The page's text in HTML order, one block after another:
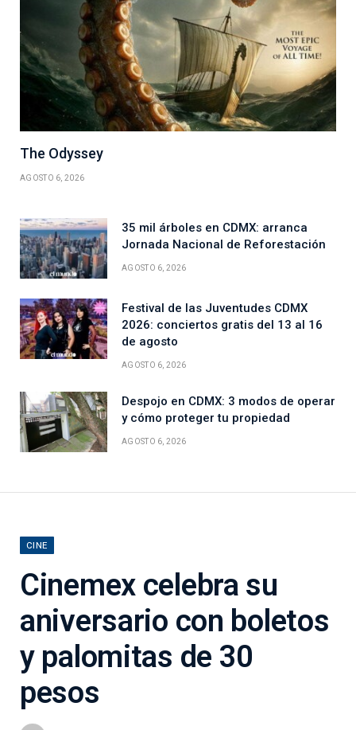
The Odyssey
AGOSTO 6, 2026
35 mil árboles en CDMX: arranca
Jornada Nacional de Reforestación
AGOSTO 6, 2026
Festival de las Juventudes CDMX
2026: conciertos gratis del 13 al 16
de agosto
AGOSTO 6, 2026
Despojo en CDMX: 3 modos de operar
y cómo proteger tu propiedad
AGOSTO 6, 2026
CINE
Cinemex celebra su
aniversario con boletos
y palomitas de 30
pesos